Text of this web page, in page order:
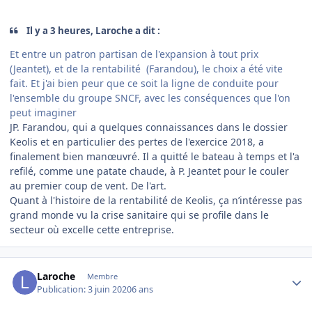
Il y a 3 heures, Laroche a dit :
Et entre un patron partisan de l'expansion à tout prix
(Jeantet), et de la rentabilité (Farandou), le choix a été vite
fait. Et j'ai bien peur que ce soit la ligne de conduite pour
l'ensemble du groupe SNCF, avec les conséquences que l'on
peut imaginer
JP. Farandou, qui a quelques connaissances dans le dossier
Keolis et en particulier des pertes de l'exercice 2018, a
finalement bien manœuvré. Il a quitté le bateau à temps et l'a
refilé, comme une patate chaude, à P. Jeantet pour le couler
au premier coup de vent. De l'art.
Quant à l'histoire de la rentabilité de Keolis, ça n’intéresse pas
grand monde vu la crise sanitaire qui se profile dans le
secteur où excelle cette entreprise.
Laroche Membre
Publication:3 juin 20206 ans